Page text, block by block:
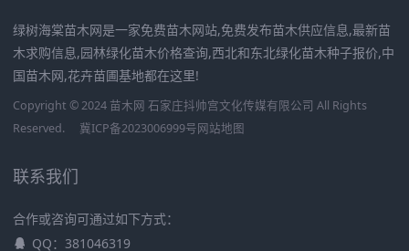
绿树海棠苗木网是一家免费苗木网站,免费发布苗木供应信息,最新苗
木求购信息,园林绿化苗木价格查询,西北和东北绿化苗木种子报价,中
国苗木网,花卉苗圃基地都在这里!
Copyright © 2024 苗木网 石家庄抖帅宫文化传媒有限公司 All Rights
Reserved.
冀ICP备2023006999号网站地图
联系我们
合作或咨询可通过如下方式：
QQ：381046319